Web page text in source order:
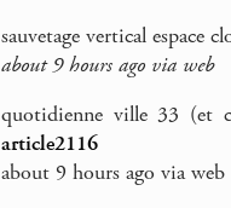
sauvetage vertical espace
about 9 hours ago via web
quotidienne ville 33 (et
article2116
about 9 hours ago via web